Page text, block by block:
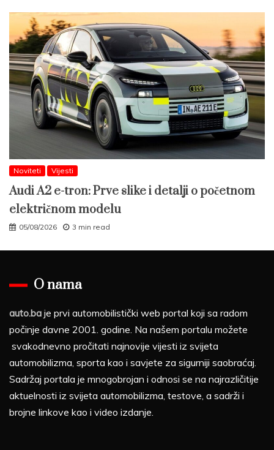
Noviteti Vijesti
Audi A2 e-tron: Prve slike i detalji o početnom
električnom modelu
05/08/2026 3 min read
O nama
auto.ba je prvi automobilistički web portal koji sa radom
počinje davne 2001. godine. Na našem portalu možete
svakodnevno pročitati najnovije vijesti iz svijeta
automobilizma, sporta kao i savjete za sigurniji saobraćaj.
Sadržaj portala je mnogobrojan i odnosi se na najrazličitije
aktuelnosti iz svijeta automobilizma, testove, a sadrži i
brojne linkove kao i video izdanje.